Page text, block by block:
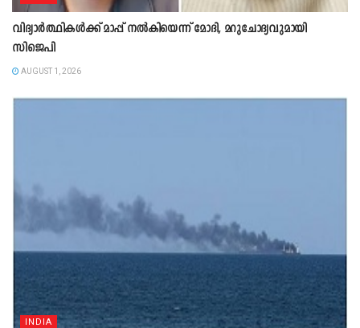
വിദ്യാർത്ഥികൾക്ക് മാപ്പ് നൽകിയെന്ന് മോദി, മറുചോദ്യവുമായി
സിജെപി
AUGUST 1, 2026
INDIA